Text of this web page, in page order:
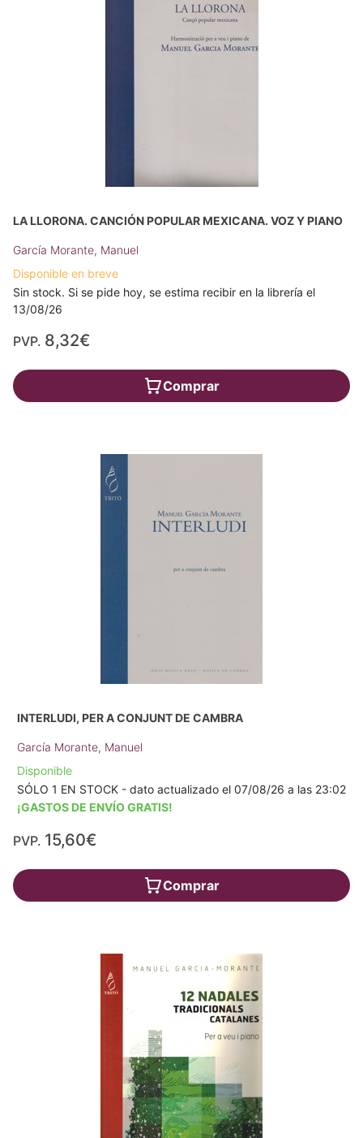
LA LLORONA. CANCIÓN POPULAR MEXICANA. VOZ Y PIANO
García Morante, Manuel
Disponible en breve
Sin stock. Si se pide hoy, se estima recibir en la librería el
13/08/26
PVP. 8,32€
Comprar
INTERLUDI, PER A CONJUNT DE CAMBRA
García Morante, Manuel
Disponible
SÓLO 1 EN STOCK - dato actualizado el 07/08/26 a las 23:02
¡GASTOS DE ENVÍO GRATIS!
PVP. 15,60€
Comprar